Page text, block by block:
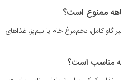
کامل، تخم‌مرغ خام یا نیم‌پز، غذاهای